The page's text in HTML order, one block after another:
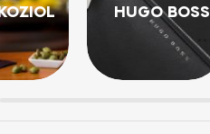
HUGO BOSS